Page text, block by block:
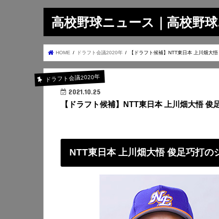
高校野球ニュース｜高校野
HOME ドラフト会議2020年 【ドラフト候補】NTT東日本 上川畑大
ドラフト会議2020年
2021.10.25
【ドラフト候補】NTT東日本 上川畑大悟
NTT東日本 上川畑大悟 俊足巧打の